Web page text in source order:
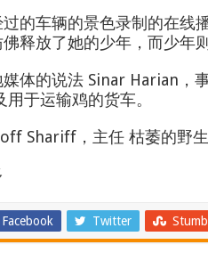
的车辆的景色录制的在线
释放了她的少年，而少年
体的说法 Sinar Harian ，
用于运输鸡的货车。
Shariff，主任 枯萎的野
Facebook Twitter